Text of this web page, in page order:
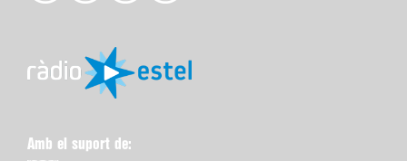
Amb el suport de: